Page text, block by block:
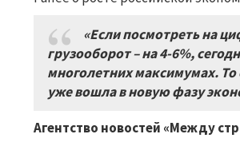
«Если посмотреть на
грузооборот – на 4-6%,
многолетних максимумах. То
уже вошла в новую фазу
Агентство новостей «Между